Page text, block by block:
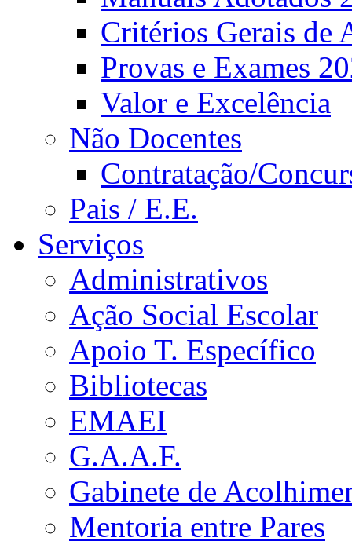
Critérios Gerais de
Provas e Exames
Valor e Excelência
Não Docentes
Contratação/
Pais / E.E.
Serviços
Administrativos
Ação Social Escolar
Apoio T. Específico
Bibliotecas
EMAEI
G.A.A.F.
Gabinete de
Mentoria entre Pares